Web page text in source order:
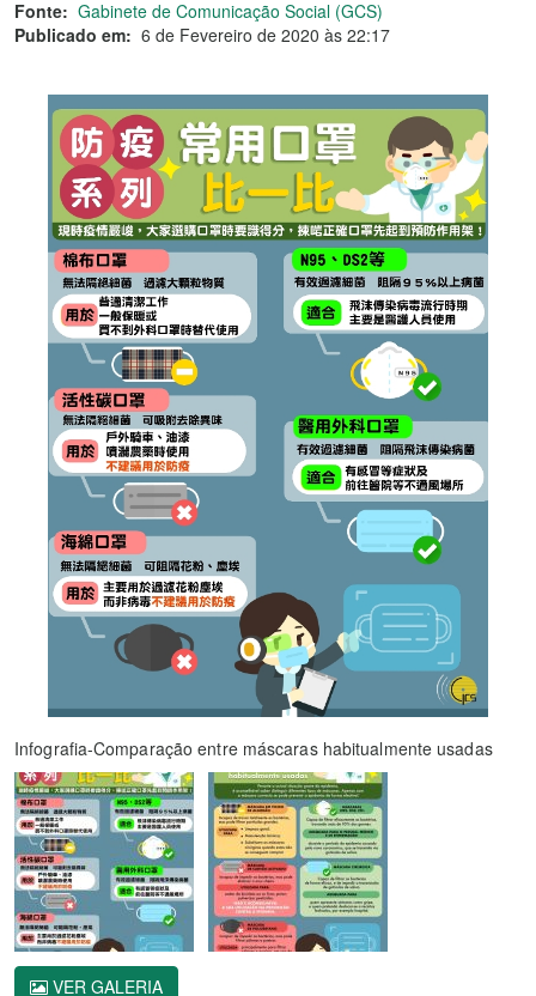
Fonte: Gabinete de Comunicação Social (GCS)
Publicado em: 6 de Fevereiro de 2020 às 22:17
Infografia-Comparação entre máscaras habitualmente usadas
VER GALERIA